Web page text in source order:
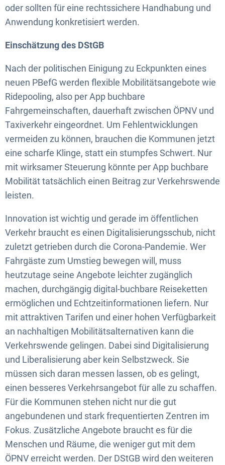
oder sollten für eine rechtssichere Handhabung und
Anwendung konkretisiert werden.
Einschätzung des DStGB
Nach der politischen Einigung zu Eckpunkten eines
neuen PBefG werden flexible Mobilitätsangebote wie
Ridepooling, also per App buchbare
Fahrgemeinschaften, dauerhaft zwischen ÖPNV und
Taxiverkehr eingeordnet. Um Fehlentwicklungen
vermeiden zu können, brauchen die Kommunen jetzt
eine scharfe Klinge, statt ein stumpfes Schwert. Nur
mit wirksamer Steuerung könnte per App buchbare
Mobilität tatsächlich einen Beitrag zur Verkehrswende
leisten.
Innovation ist wichtig und gerade im öffentlichen
Verkehr braucht es einen Digitalisierungsschub, nicht
zuletzt getrieben durch die Corona-Pandemie. Wer
Fahrgäste zum Umstieg bewegen will, muss
heutzutage seine Angebote leichter zugänglich
machen, durchgängig digital-buchbare Reiseketten
ermöglichen und Echtzeitinformationen liefern. Nur
mit attraktiven Tarifen und einer hohen Verfügbarkeit
an nachhaltigen Mobilitätsalternativen kann die
Verkehrswende gelingen. Dabei sind Digitalisierung
und Liberalisierung aber kein Selbstzweck. Sie
müssen sich daran messen lassen, ob es gelingt,
einen besseres Verkehrsangebot für alle zu schaffen.
Für die Kommunen stehen nicht nur die gut
angebundenen und stark frequentierten Zentren im
Fokus. Zusätzliche Angebote braucht es für die
Menschen und Räume, die weniger gut mit dem
ÖPNV erreicht werden. Der DStGB wird den weiteren